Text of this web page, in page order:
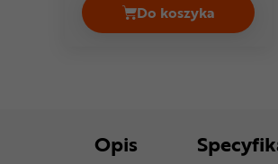
Do koszyka
Pompka
Opis